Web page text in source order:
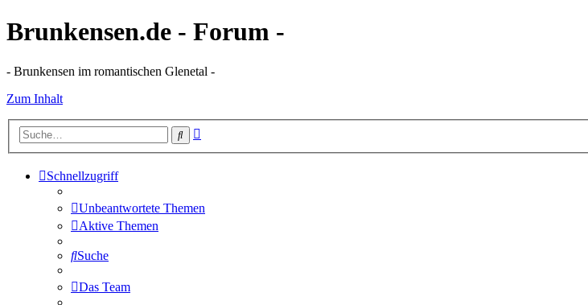
Brunkensen.de - Forum -
- Brunkensen im romantischen Glenetal -
Zum Inhalt
Suche
Schnellzugriff
Unbeantwortete Themen
Aktive Themen
Suche
Das Team